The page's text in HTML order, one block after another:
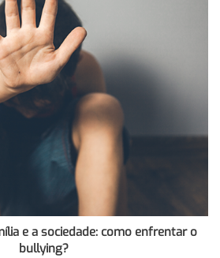
e a sociedade: como enfrentar o
bullying?